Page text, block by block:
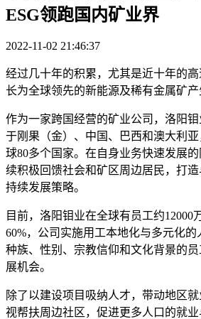
ESG领跑国内矿业界
2022-11-02 21:46:37
经过几十年的积累，尤其是近十年的
长为全球领先的新能源及稀有金属矿产
作为一家跨国经营的矿业公司，洛阳
于刚果（金）、中国、巴西和澳大利
球80多个国家。在自身业务快速发展
续积极回馈社会和矿区周边居民，打
持续发展策略。
目前，洛阳钼业在全球有员工约12000
60%，公司实施用工本地化与多元化的
种族、性别、宗教信仰和文化背景的
展机会。
除了以建设项目吸纳人才，带动地区
视帮扶周边社区，促进更多人口的就业